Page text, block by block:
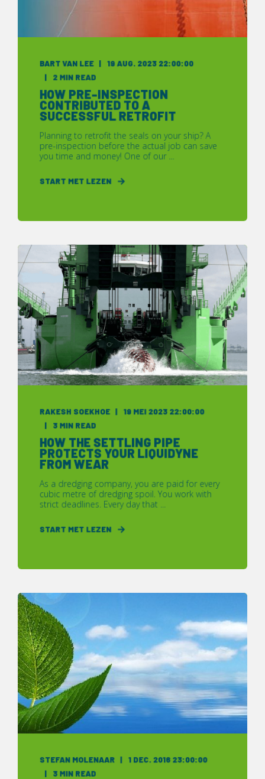
BART VAN LEE 19 AUG. 2023 22:00:00
2 MIN READ
HOW PRE-INSPECTION
CONTRIBUTED TO A
SUCCESSFUL RETROFIT
Planning to retrofit the seals on your ship? A
pre-inspection before the actual job can save
you time and money! One of our ...
START MET LEZEN
RAKESH SOEKHOE 19 MEI 2023 22:00:00
3 MIN READ
HOW THE SETTLING PIPE
PROTECTS YOUR LIQUIDYNE
FROM WEAR
As a dredging company, you are paid for every
cubic metre of dredging spoil. You work with
strict deadlines. Every day that ...
START MET LEZEN
STEFAN MOLENAAR 1 DEC. 2016 23:00:00
3 MIN READ